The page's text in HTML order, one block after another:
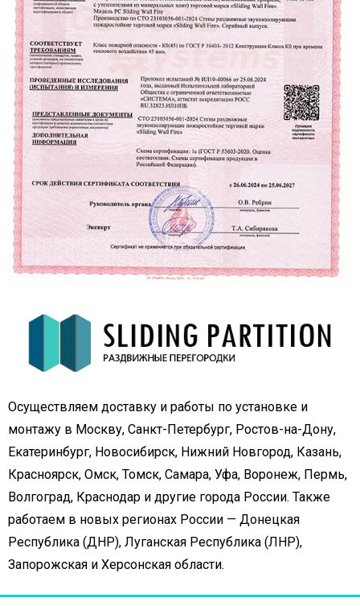
Осуществляем доставку и работы по установке и
монтажу в Москву, Санкт-Петербург, Ростов-на-Дону,
Екатеринбург, Новосибирск, Нижний Новгород, Казань,
Красноярск, Омск, Томск, Самара, Уфа, Воронеж, Пермь,
Волгоград, Краснодар и другие города России. Также
работаем в новых регионах России — Донецкая
Республика (ДНР), Луганская Республика (ЛНР),
Запорожская и Херсонская области.